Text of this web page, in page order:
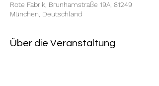
Rote Fabrik, Brunhamstraße 19A, 81249
München, Deutschland
Über die Veranstaltung